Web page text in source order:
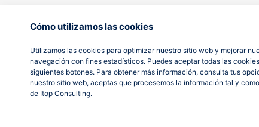
Cómo utilizamos las cookies
Utilizamos las cookies para optimizar nuestro sitio web y mejorar
navegación con fines estadísticos. Puedes aceptar todas las
siguientes botones. Para obtener más información, consulta tus
nuestro sitio web, aceptas que procesemos la información tal y
de Itop Consulting.
AVISO LEGALPOLÍTICA DE PRIVACIDAD